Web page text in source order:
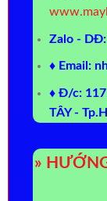
Zalo -
♦ Email:
♦ Đ/c: 117
TÂY -
»